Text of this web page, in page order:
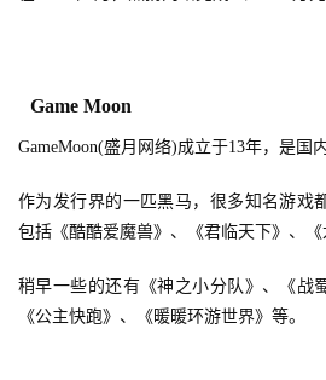
Game Moon
GameMoon(盛月网络)成立于13年，是国
作为发行界的一匹黑马，很多知名游戏
包括《酷酷爱魔兽》、《君临天下》、《
稍早一些的还有《神之小分队》、《战
《公主快跑》、《暖暖环游世界》等。